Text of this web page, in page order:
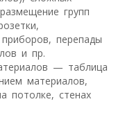
групп
перепады
и пр.
— таблица
материалов,
потолке, стенах